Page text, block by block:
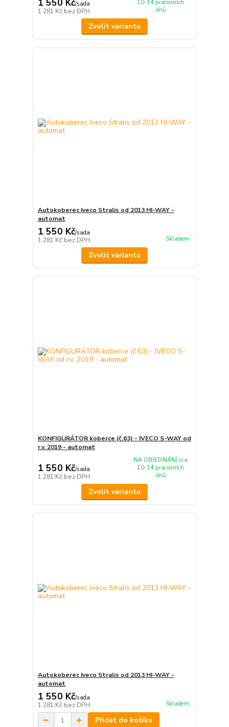
1 550 Kč/sada
1 281 Kč bez DPH
10-14 pracovních
dnů
Zvolit variantu
Autokoberec Iveco Stralis od 2013 HI-WAY -
automat
1 550 Kč/sada
1 281 Kč bez DPH Skladem
Zvolit variantu
KONFIGURÁTOR koberce (č.63) - IVECO S-WAY od
r.v. 2019 - automat
1 550 Kč/sada
1 281 Kč bez DPH
NA OBJEDNÁNÍ cca
10-14 pracovních
dnů
Zvolit variantu
Autokoberec Iveco Stralis od 2013 HI-WAY -
automat
1 550 Kč/sada
1 281 Kč bez DPH Skladem
Přidat do košíku